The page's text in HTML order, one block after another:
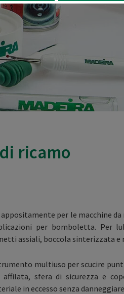
ricamo
per le macchine da
per bomboletta. Per
assiali, boccola sinterizzata
multiuso per scucire
affilata, sfera di sicurezza e
in eccesso senza